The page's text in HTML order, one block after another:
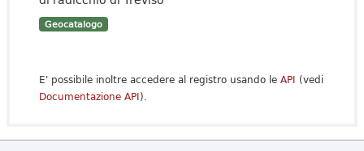
Geocatalogo
E' possibile inoltre accedere al registro usando le API (vedi
Documentazione API).